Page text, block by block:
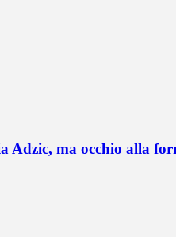
Adzic, ma occhio alla